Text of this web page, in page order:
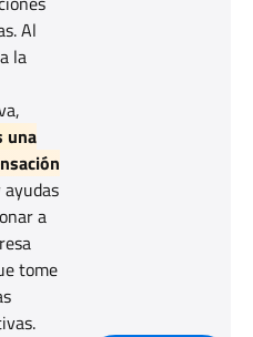
Al
la
una
ayudas
a
tome